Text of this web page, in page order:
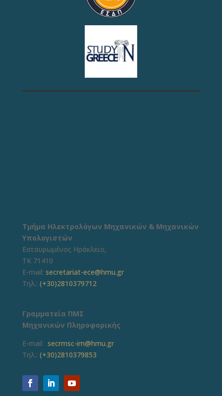
Τμήμα Ηλεκτρολόγων Μηχανικών & Μηχανικών
Υπολογιστών
Εσταυρωμένος Ηράκλειο,
ΤΚ 71410
E-mail: secretariat-ece@hmu.gr
Τηλ.: (+30)2810379712
Γραμματεία ΠΜΣ
Μηχανικών Πληροφορικής
E-mail: secrmsc-im@hmu.gr
Τηλ.: (+30)2810379853